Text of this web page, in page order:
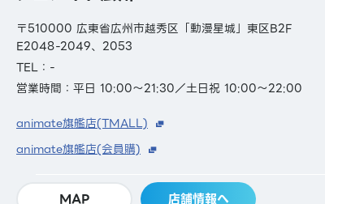
〒510000 広東省広州市越秀区「動漫星城」東区B2F
E2048-2049、2053
TEL：-
営業時間：平日 10:00～21:30／土日祝 10:00～22:00
animate旗艦店(TMALL)
animate旗艦店(会員購)
MAP 店舗情報へ